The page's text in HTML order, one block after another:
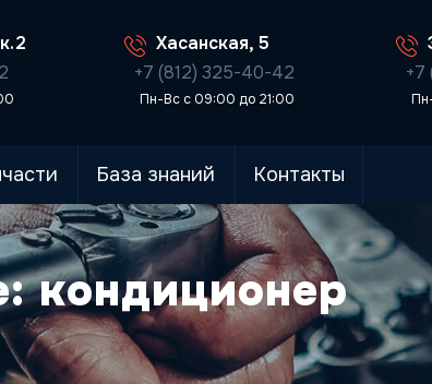
Хасанская, 5
+7 (812) 325-40-42
Пн-Вс с 09:00 до 21:00
+7
База знаний Контакты
кондиционер